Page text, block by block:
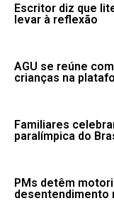
Escritor diz que
levar à reflexão
AGU se reúne
crianças na
Familiares
paralímpica do
PMs detêm
desentendimento